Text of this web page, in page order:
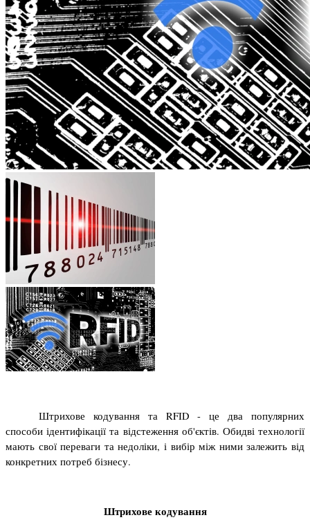
Штрихове кодування та RFID - це два популярних
способи ідентифікації та відстеження об'єктів. Обидві технології
мають свої переваги та недоліки, і вибір між ними залежить від
конкретних потреб бізнесу.
Штрихове кодування